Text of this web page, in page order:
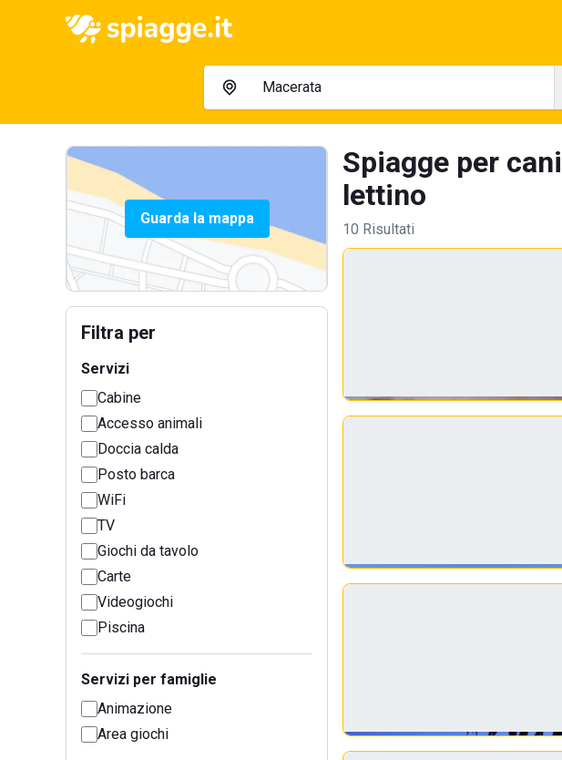
Guarda la mappa
Filtra per
Servizi
Cabine
Accesso animali
Doccia calda
Posto barca
WiFi
TV
Giochi da tavolo
Carte
Videogiochi
Piscina
Servizi per famiglie
Animazione
Area giochi
Spiagge per
lettino
10 Risultati